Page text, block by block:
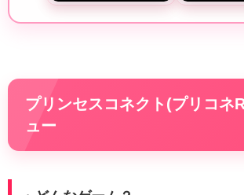
プリンセスコネクト(プリコネ
ュー